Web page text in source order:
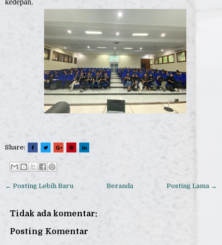
kedepan.
Share:
← Posting Lebih Baru Posting Lama →
Beranda
Tidak ada komentar:
Posting Komentar